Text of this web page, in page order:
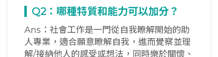
Q2 ：哪種特質和能力可以加分？
Ans：社會工作是一門從自我瞭解開始的助
人專業，適合願意瞭解自我，進而覺察並理
解/接納他人的感受或想法，同時樂於關懷、